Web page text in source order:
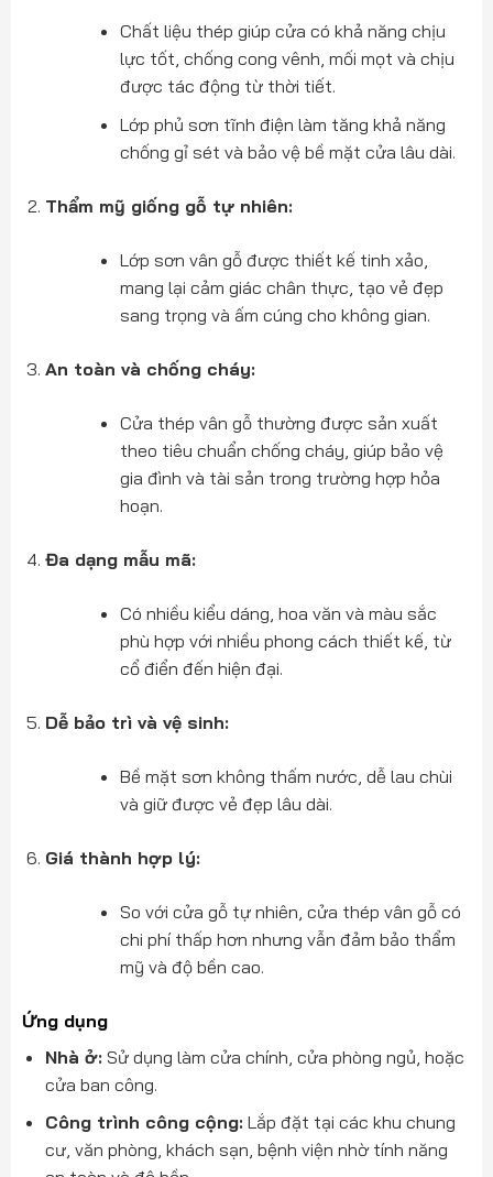
Chất liệu thép giúp cửa có khả năng chịu
lực tốt, chống cong vênh, mối mọt và chịu
được tác động từ thời tiết.
Lớp phủ sơn tĩnh điện làm tăng khả năng
chống gỉ sét và bảo vệ bề mặt cửa lâu dài.
Thẩm mỹ giống gỗ tự nhiên:
Lớp sơn vân gỗ được thiết kế tinh xảo,
mang lại cảm giác chân thực, tạo vẻ đẹp
sang trọng và ấm cúng cho không gian.
An toàn và chống cháy:
Cửa thép vân gỗ thường được sản xuất
theo tiêu chuẩn chống cháy, giúp bảo vệ
gia đình và tài sản trong trường hợp hỏa
hoạn.
Đa dạng mẫu mã:
Có nhiều kiểu dáng, hoa văn và màu sắc
phù hợp với nhiều phong cách thiết kế, từ
cổ điển đến hiện đại.
Dễ bảo trì và vệ sinh:
Bề mặt sơn không thấm nước, dễ lau chùi
và giữ được vẻ đẹp lâu dài.
Giá thành hợp lý:
So với cửa gỗ tự nhiên, cửa thép vân gỗ có
chi phí thấp hơn nhưng vẫn đảm bảo thẩm
mỹ và độ bền cao.
Ứng dụng
Nhà ở:Sử dụng làm cửa chính, cửa phòng ngủ, hoặc
cửa ban công.
Công trình công cộng:Lắp đặt tại các khu chung
cư, văn phòng, khách sạn, bệnh viện nhờ tính năng